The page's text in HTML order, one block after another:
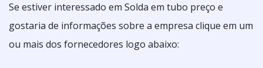
Se estiver interessado em Solda em tubo preço e
gostaria de informações sobre a empresa clique em um
ou mais dos fornecedores logo abaixo: